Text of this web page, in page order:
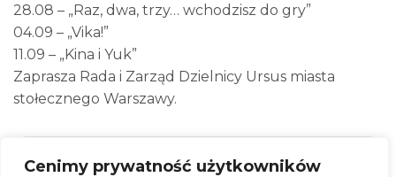
Cenimy prywatność użytkowników
28.08 – „Raz, dwa, trzy… wchodzisz do gry”
04.09 – „Vika!”
11.09 – „Kina i Yuk”
Zaprasza Rada i Zarząd Dzielnicy Ursus miasta
stołecznego Warszawy.
Kino Plenerowe w Ursusie